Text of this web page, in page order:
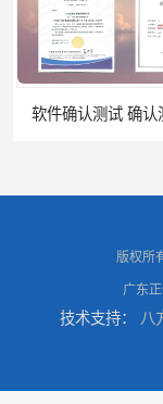
信息系统验收测评
政务系统验收测试 软
版权所
广东
技术支持： 八